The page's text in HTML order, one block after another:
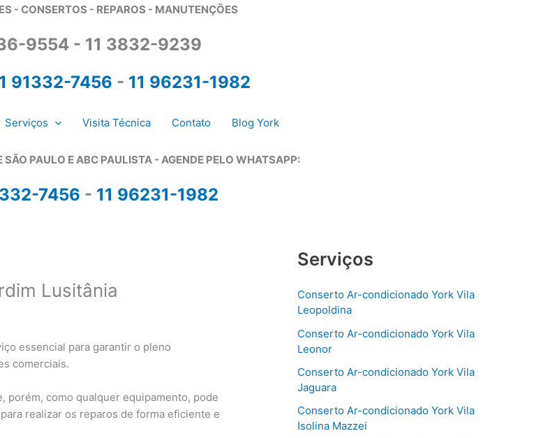
- CONSERTOS - REPAROS - MANUTENÇÕES
9554 - 11 3832-9239
91332-7456 - 11 96231-1982
Serviços Visita Técnica Contato Blog York
SÃO PAULO E ABC PAULISTA - AGENDE PELO WHATSAPP:
7456 - 11 96231-1982
Lusitânia
essencial para garantir o pleno
comerciais.
porém, como qualquer equipamento, pode
realizar os reparos de forma eficiente e
Serviços
Conserto Ar-condicionado York Vila
Leopoldina
Conserto Ar-condicionado York Vila
Leonor
Conserto Ar-condicionado York Vila
Jaguara
Conserto Ar-condicionado York Vila
Isolina Mazzei